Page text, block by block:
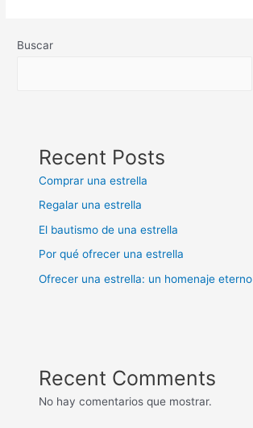
Buscar
Recent Posts
Comprar una estrella
Regalar una estrella
El bautismo de una estrella
Por qué ofrecer una estrella
Ofrecer una estrella: un homenaje eterno
Recent Comments
No hay comentarios que mostrar.